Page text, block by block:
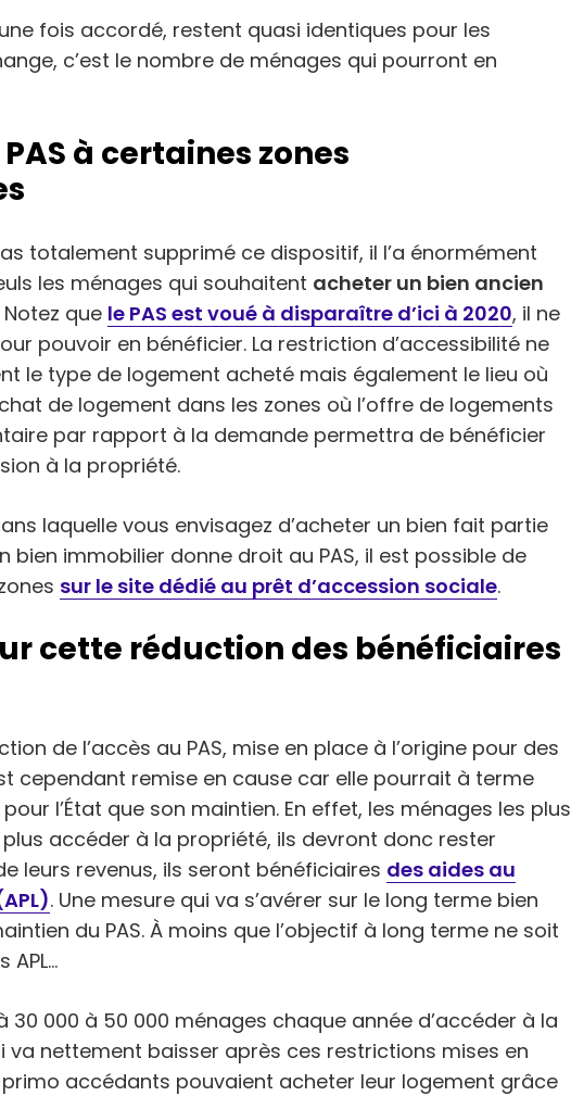
fois accordé, restent quasi identiques pour les
c’est le nombre de ménages qui pourront en
à certaines zones
totalement supprimé ce dispositif, il l’a énormément
les ménages qui souhaitent acheter un bien ancien
que le PAS est voué à disparaître d’ici à 2020, il ne
pouvoir en bénéficier. La restriction d’accessibilité ne
le type de logement acheté mais également le lieu où
de logement dans les zones où l’offre de logements
par rapport à la demande permettra de bénéficier
à la propriété.
laquelle vous envisagez d’acheter un bien fait partie
bien immobilier donne droit au PAS, il est possible de
sur le site dédié au prêt d’accession sociale.
cette réduction des bénéficiaires
de l’accès au PAS, mise en place à l’origine pour des
cependant remise en cause car elle pourrait à terme
l’État que son maintien. En effet, les ménages les plus
accéder à la propriété, ils devront donc rester
leurs revenus, ils seront bénéficiaires des aides au
. Une mesure qui va s’avérer sur le long terme bien
du PAS. À moins que l’objectif à long terme ne soit
APL…
000 à 50 000 ménages chaque année d’accéder à la
va nettement baisser après ces restrictions mises en
primo accédants pouvaient acheter leur logement grâce